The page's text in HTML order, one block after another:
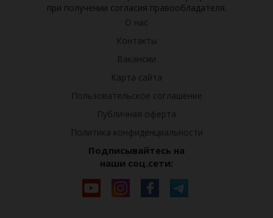
при получении согласия правообладателя.
О нас
Контакты
Вакансии
Карта сайта
Пользовательское соглашение
Публичная оферта
Политика конфиденциальности
Подписывайтесь на
наши соц.сети: